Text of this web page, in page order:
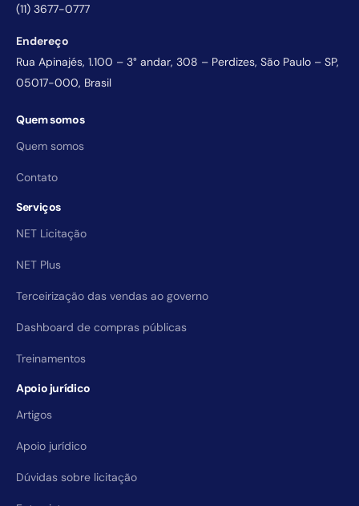
(11) 3677-0777
Endereço
Rua Apinajés, 1.100 – 3° andar, 308 – Perdizes, São Paulo – SP,
05017-000, Brasil
Quem somos
Quem somos
Contato
Serviços
NET Licitação
NET Plus
Terceirização das vendas ao governo
Dashboard de compras públicas
Treinamentos
Apoio jurídico
Artigos
Apoio jurídico
Dúvidas sobre licitação